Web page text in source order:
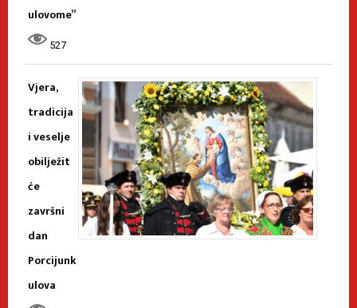
ulovome”
527
Vjera,
tradicija
i veselje
obilježit
će
završni
dan
Porcijunk
ulova